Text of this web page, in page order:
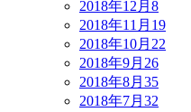
2018年12月 8
2018年11月 19
2018年10月 22
2018年9月 26
2018年8月 35
2018年7月 32